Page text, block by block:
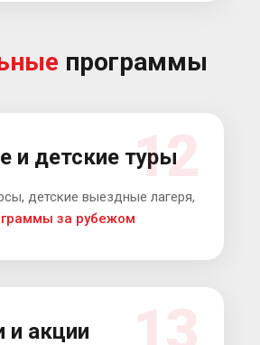
программы
12
и детские туры
детские выездные лагеря,
за рубежом
и акции
на наш